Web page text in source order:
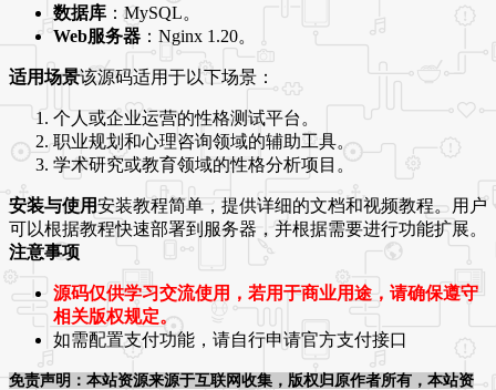
数据库 ：MySQL。
Web服务器 ：Nginx 1.20。
适用场景该源码适用于以下场景：
个人或企业运营的性格测试平台。
职业规划和心理咨询领域的辅助工具。
学术研究或教育领域的性格分析项目。
安装与使用安装教程简单，提供详细的文档和视频教程。用户
可以根据教程快速部署到服务器，并根据需要进行功能扩展。
注意事项
源码仅供学习交流使用，若用于商业用途，请确保遵守
相关版权规定。
如需配置支付功能，请自行申请官方支付接口
免责声明：本站资源来源于互联网收集，版权归原作者所有，本站资